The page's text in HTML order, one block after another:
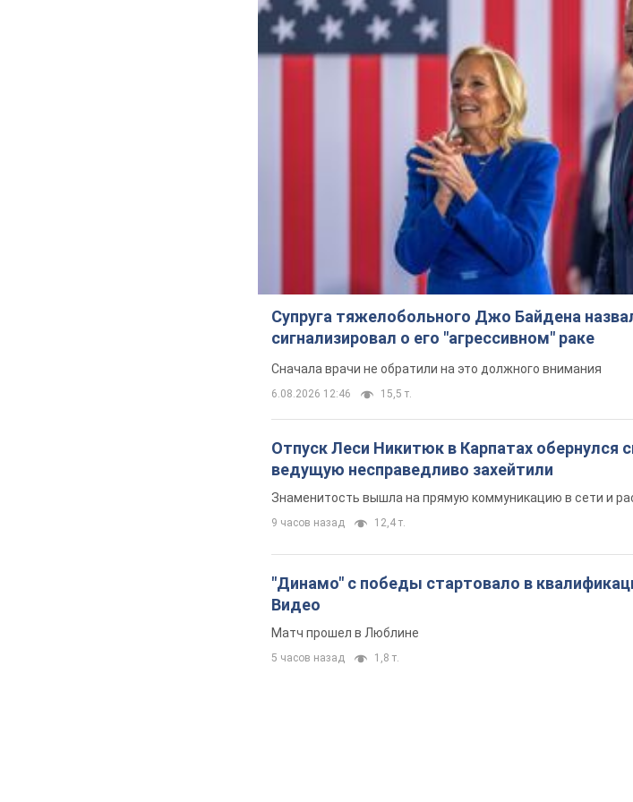
Супруга тяжелобольного Джо Байдена
сигнализировал о его "агрессивном" раке
Сначала врачи не обратили на это должного внимания
6.08.2026 12:46 15,5 т.
Отпуск Леси Никитюк в Карпатах обернулся
ведущую несправедливо захейтили
Знаменитость вышла на прямую коммуникацию в сети и
9 часов назад 12,4 т.
"Динамо" с победы стартовало в
Видео
Матч прошел в Люблине
5 часов назад 1,8 т.